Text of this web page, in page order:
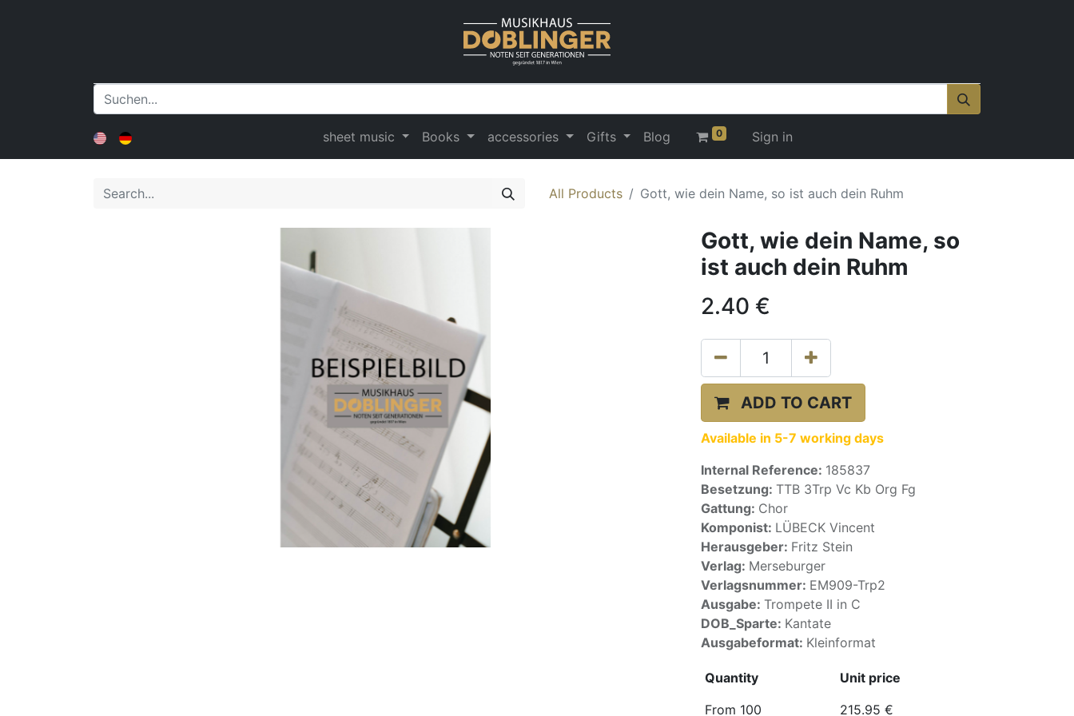
sheet music Books accessories Gifts Blog 0 Sign in
All Products Gott, wie dein Name, so ist auch dein Ruhm
Gott, wie dein Name, so
ist auch dein Ruhm
2.40 €
ADD TO CART
Available in 5-7 working days
Internal Reference: 185837
Besetzung: TTB 3Trp Vc Kb Org Fg
Gattung: Chor
Komponist: LÜBECK Vincent
Herausgeber: Fritz Stein
Verlag: Merseburger
Verlagsnummer: EM909-Trp2
Ausgabe: Trompete II in C
DOB_Sparte: Kantate
Ausgabeformat: Kleinformat
Quantity
Unit price
From 100
215.95 €